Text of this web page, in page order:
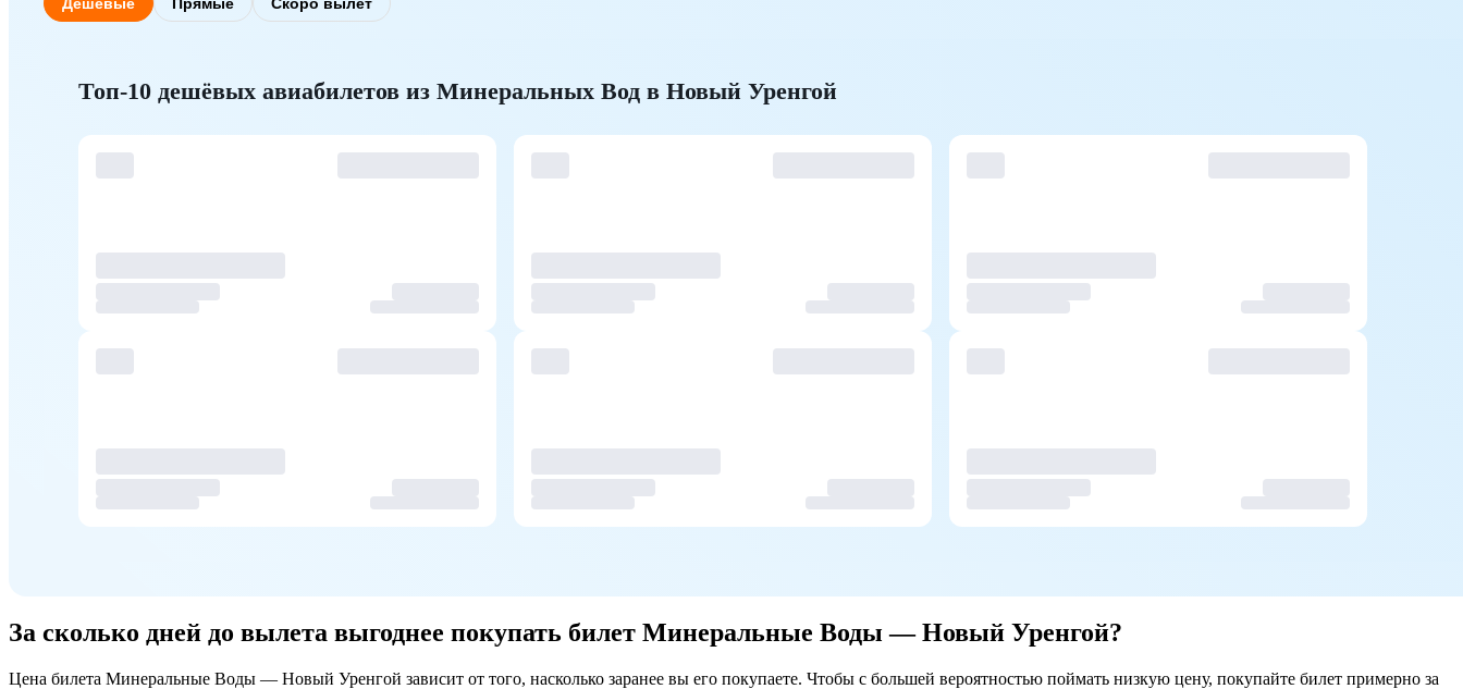
Топ-10 дешёвых авиабилетов из Минеральных Вод в Новый Уренгой
За сколько дней до вылета выгоднее покупать билет Минеральные Воды — Новый Уренгой?
Цена билета Минеральные Воды — Новый Уренгой зависит от того, насколько заранее вы его покупаете. Чтобы с большей вероятностью поймать низкую цену, покупайте билет примерно за